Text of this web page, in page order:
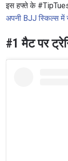
इस हफ्ते के
अपनी BJJ स्किल्स में
#1 मैट पर